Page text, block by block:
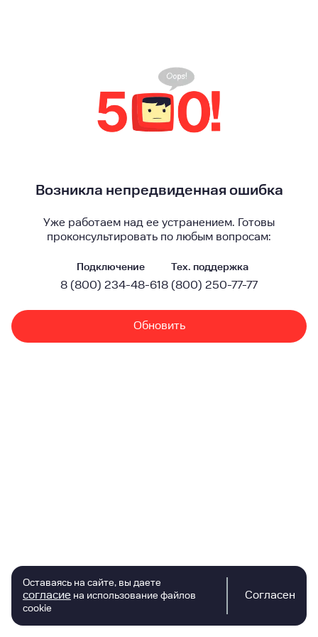
Возникла непредвиденная ошибка
Уже работаем над ее устранением. Готовы
проконсультировать по любым вопросам:
Подключение
8 (800) 234-48-61
Тех. поддержка
8 (800) 250-77-77
Обновить
Оставаясь на сайте, вы даете
согласие на использование файлов
cookie
Согласен